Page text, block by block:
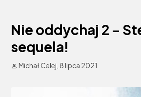
Nie oddychaj 2 –
sequela!
Michał Celej, 8 lipca 2021